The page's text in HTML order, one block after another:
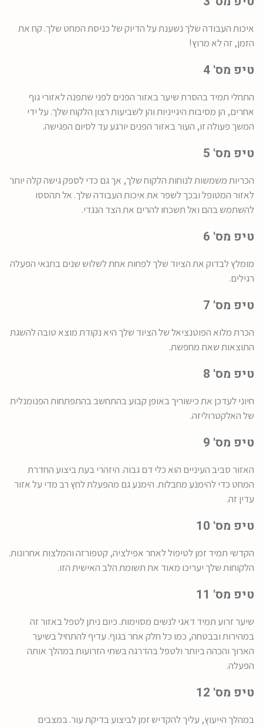
איכות העבודה שלך נשענת על הדיוק של כניסת המחט שלך. קח את
הזמן, זה לא מרוץ!
טיפ מס' 4
התחלי תמיד בהסרת שיער באזור הפנים לפני שתפנה לאזורי גוף
אחרים, הן מסיבות היגייניות והן לשביעות רצון הלקוח שלך. על ידי
המשך פעולה זו, העור באזור הפנים יורגע עד לסיום הפגישה.
טיפ מס' 5
הכריות משמשות לנוחות הלקוח שלך, אך גם כדי לספק גישה קלה יותר
לאזור המטופל ובכך לשפר את איכות העבודה שלך. אל תהססו
להשתמש בהם ואל תשכחו להרים את הצד הנגדי.
טיפ מס' 6
מומלץ לבדוק את הציוד שלך לפחות אחת לשלוש שנים בתנאי הפעלה
רגילים.
טיפ מס' 7
הכרת מלוא הפוטנציאל של הציוד שלך היא נקודת מוצא טובה להשגת
התוצאות שאת מחפשת.
טיפ מס' 8
חיוני לעדכן את כישוריך באופן קבוע בהתחשב בהתפתחות הפנומנלית
של האלקטרוליזה.
טיפ מס' 9
האזור סביב העיניים הוא כלי דם גבוה. היזהרי בעת ביצוע החדרת
המחט כדי להימנע מחבלות. הימנע גם מהפעלת לחץ רב מדי על אזור
עדין זה.
טיפ מס' 10
הקדשי תמיד זמן לטיפול לאחר אפילציה, קטפורזה והמלצות אחרונות.
הלקוחות שלך יעריכו מאוד את תשומת הלב האישית הזו.
טיפ מס' 11
שיער זרוע תמיד דאגי לנשים מסוימות. כיום ניתן לטפל באזור זה
במהירות ובבטחה, כמו כל חלק אחר בגוף. עדיף להתחיל בשיער
הארוך והכהה ביותר ולטפל בהדרגה בשתי הזרועות במהלך אותה
הפעלה.
טיפ מס' 12
במהלך הייעוץ, עליך להקדיש זמן לביצוע בדיקת עור. במצבים